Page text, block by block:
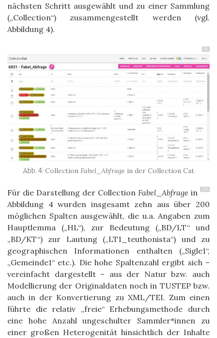
nächsten Schritt ausgewählt und zu einer Sammlung
(„Collection“) zusammengestellt werden (vgl.
Abbildung 4).
19
Collection Fabel_Abfrage in der Collection Cat
20
Für die Darstellung der Collection Fabel_Abfrage in
Abbildung 4 wurden insgesamt zehn aus über 200
möglichen Spalten ausgewählt, die u.a. Angaben zum
Hauptlemma („HL“), zur Bedeutung („BD/LT“ und
„BD/KT“) zur Lautung („LT1_teuthonista“) und zu
geographischen Informationen enthalten („Sigle1“,
„Gemeinde1“ etc.). Die hohe Spaltenzahl ergibt sich –
vereinfacht dargestellt – aus der Natur bzw. auch
Modellierung der Originaldaten noch in TUSTEP bzw.
auch in der Konvertierung zu XML/TEI. Zum einen
führte die relativ „freie“ Erhebungsmethode durch
eine hohe Anzahl ungeschulter Sammler*innen zu
einer großen Heterogenität hinsichtlich der Inhalte